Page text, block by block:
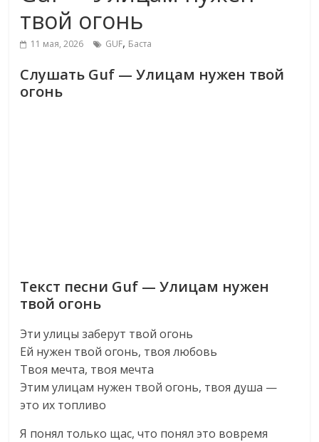
твой огонь
11 мая, 2026 GUF, Баста
Слушать Guf — Улицам нужен твой
огонь
Текст песни Guf — Улицам нужен
твой огонь
Эти улицы заберут твой огонь
Ей нужен твой огонь, твоя любовь
Твоя мечта, твоя мечта
Этим улицам нужен твой огонь, твоя душа —
это их топливо
Я понял только щас, что понял это вовремя